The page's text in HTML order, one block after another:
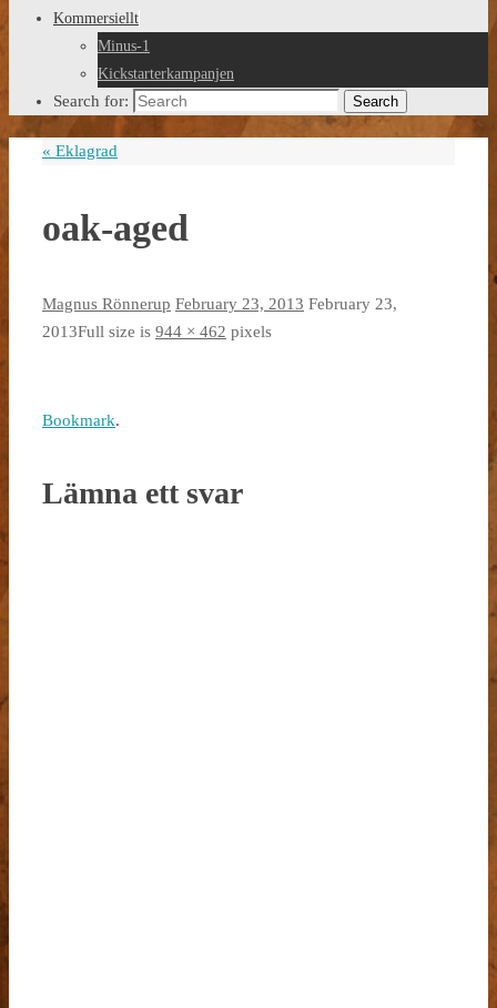
Kommersiellt
Minus-1
Kickstarterkampanjen
Search for: Search
« Eklagrad
oak-aged
Magnus Rönnerup February 23, 2013 February 23,
2013Full size is 944 × 462 pixels
Bookmark.
Lämna ett svar